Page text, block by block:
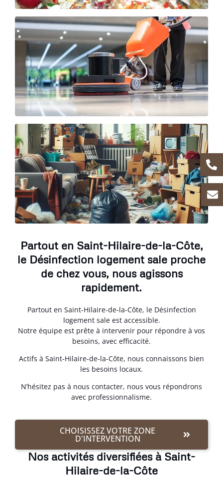
Partout en Saint-Hilaire-de-la-Côte,
le Désinfection logement sale proche
de chez vous, nous agissons
rapidement.
Partout en Saint-Hilaire-de-la-Côte, le Désinfection
logement sale est accessible.
Notre équipe est prête à intervenir pour répondre à vos
besoins, avec efficacité.
Actifs à Saint-Hilaire-de-la-Côte, nous connaissons bien
les besoins locaux.
N’hésitez pas à nous contacter, nous vous répondrons
avec professionnalisme.
CHOISISSEZ VOTRE ZONE
D'INTERVENTION
Nos activités diversifiées à Saint-
Hilaire-de-la-Côte